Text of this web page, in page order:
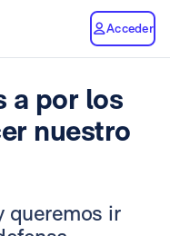
Acceder
a por los
nuestro
queremos ir